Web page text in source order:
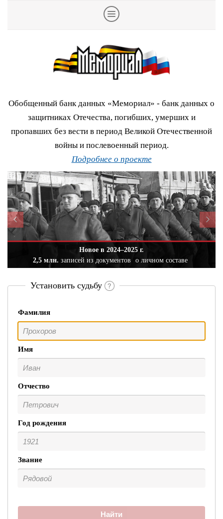
Обобщенный банк данных «Мемориал» - банк данных о
защитниках Отечества, погибших, умерших и
пропавших без вести в период Великой Отечественной
войны и послевоенный период.
Подробнее о проекте
Новое в 2024–2025 г.
2,5 млн. записей из документов о личном составе
Установить судьбу
Фамилия
Имя
Отчество
Год рождения
Звание
Найти